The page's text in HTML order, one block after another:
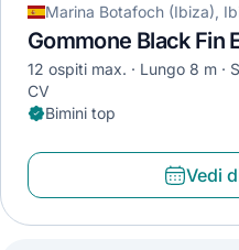
Marina Botafoch (Ibiza),
Gommone Black Fin
12 ospiti max. Lungo 8 m
CV
Bimini top
Vedi